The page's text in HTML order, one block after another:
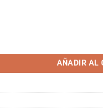
AÑADIR AL